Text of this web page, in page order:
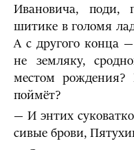
Ивановича, поди,
шитике в голомя
А с другого конца
не земляку,
местом
поймёт?
— И энтих
сивые брови,